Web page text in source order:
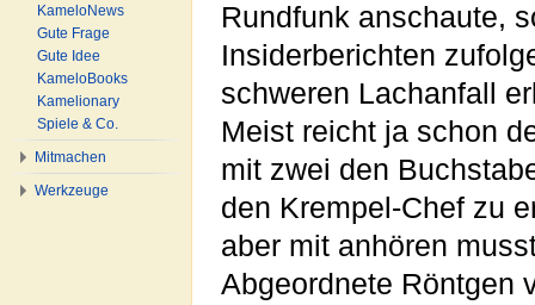
Rundfunk anschaute,
Insiderberichten
schweren Lachanfall
Meist reicht ja schon
mit zwei den
den Krempel-Chef zu
aber mit anhören
Abgeordnete Röntgen
KameloNews
Gute Frage
Gute Idee
KameloBooks
Kamelionary
Spiele & Co.
Mitmachen
Werkzeuge